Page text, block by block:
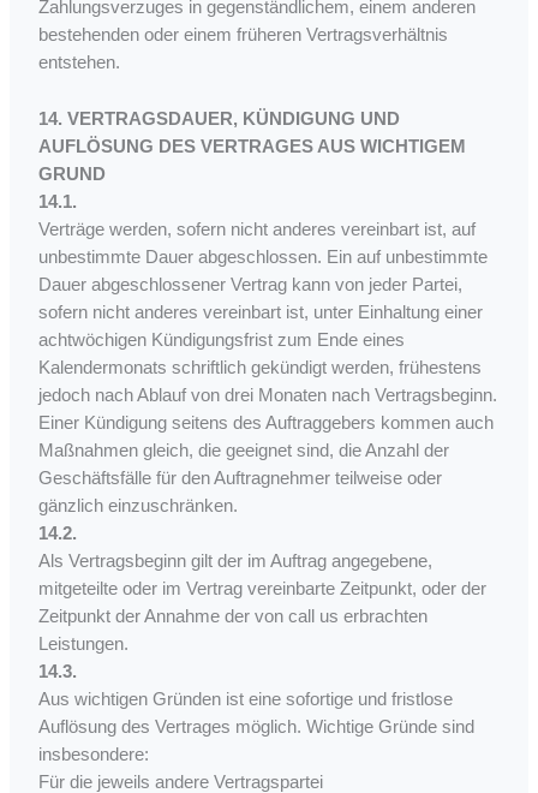
Zahlungsverzuges in gegenständlichem, einem anderen
bestehenden oder einem früheren Vertragsverhältnis
entstehen.
14. VERTRAGSDAUER, KÜNDIGUNG UND
AUFLÖSUNG DES VERTRAGES AUS WICHTIGEM
GRUND
14.1.
Verträge werden, sofern nicht anderes vereinbart ist, auf
unbestimmte Dauer abgeschlossen. Ein auf unbestimmte
Dauer abgeschlossener Vertrag kann von jeder Partei,
sofern nicht anderes vereinbart ist, unter Einhaltung einer
achtwöchigen Kündigungsfrist zum Ende eines
Kalendermonats schriftlich gekündigt werden, frühestens
jedoch nach Ablauf von drei Monaten nach Vertragsbeginn.
Einer Kündigung seitens des Auftraggebers kommen auch
Maßnahmen gleich, die geeignet sind, die Anzahl der
Geschäftsfälle für den Auftragnehmer teilweise oder
gänzlich einzuschränken.
14.2.
Als Vertragsbeginn gilt der im Auftrag angegebene,
mitgeteilte oder im Vertrag vereinbarte Zeitpunkt, oder der
Zeitpunkt der Annahme der von call us erbrachten
Leistungen.
14.3.
Aus wichtigen Gründen ist eine sofortige und fristlose
Auflösung des Vertrages möglich. Wichtige Gründe sind
insbesondere:
Für die jeweils andere Vertragspartei